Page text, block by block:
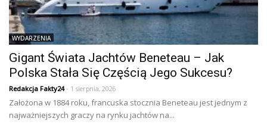
WYDARZENIA
Gigant Świata Jachtów Beneteau – Jak
Polska Stała Się Częścią Jego Sukcesu?
Redakcja Fakty24- 1 sierpnia, 2026
Założona w 1884 roku, francuska stocznia Beneteau jest jednym z
najważniejszych graczy na rynku jachtów na...